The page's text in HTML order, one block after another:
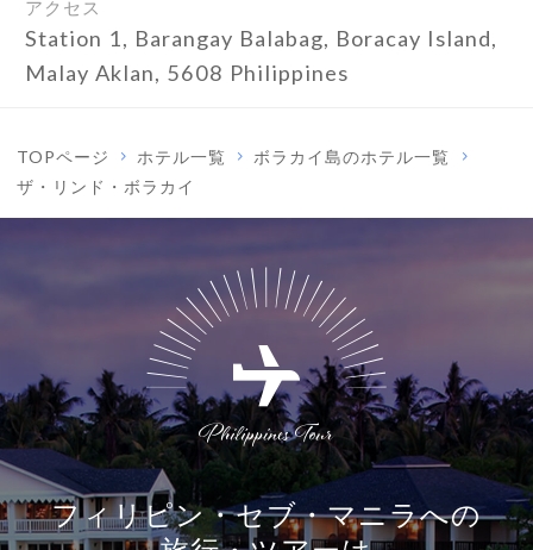
アクセス
Station 1, Barangay Balabag, Boracay Island,
Malay Aklan, 5608 Philippines
TOPページ ホテル一覧
ボラカイ島のホテル一覧
ザ・リンド・ボラカイ
フィリピン・セブ・マニラへの